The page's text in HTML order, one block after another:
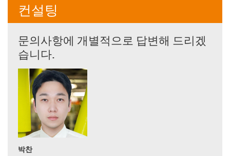
컨설팅
문의사항에 개별적으로 답변해 드리겠
습니다.
박찬